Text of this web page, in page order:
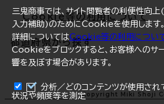
三鬼商事では、サイト閲覧者の利便性向上
入力補助)のためにCookieを使用します。
詳細についてはCookie等の利用につい
Cookieをブロックすると、お客様へのサ
響を及ぼす場合があります。
分析／どのコンテンツが使用され
状況や頻度等を測定
横浜
福岡
オフィスリポート
ログイン
Cookie等の利用について
都道府県から探す
北海道 Copyright Miki Shoji